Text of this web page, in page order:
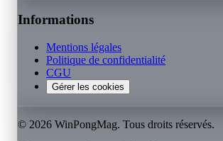
Informations
Mentions légales
Politique de confidentialité
CGU
Gérer les cookies
© 2026 WinPongMag. Tous droits réservés.